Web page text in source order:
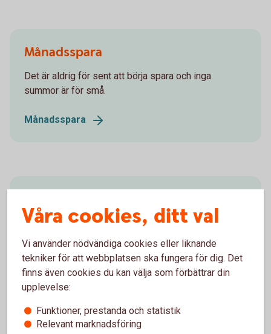
Månadsspara
Det är aldrig för sent att börja spara och inga
summor är för små.
Månadsspara
Genom att spara i fonder ger du barnets pengar
möjlighet att växa.
Spara till barn
Våra cookies, ditt val
Vi använder nödvändiga cookies eller liknande
tekniker för att webbplatsen ska fungera för dig. Det
finns även cookies du kan välja som förbättrar din
upplevelse:
Funktioner, prestanda och statistik
Relevant marknadsföring